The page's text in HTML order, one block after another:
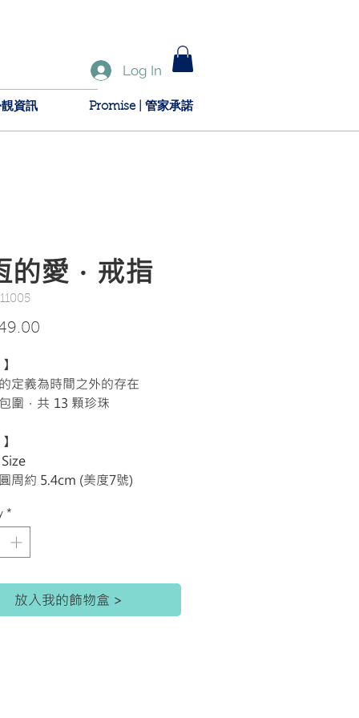
Log In
資訊 Promise | 管家承諾
的愛．戒指
定義為時間之外的存在
圍，共 13 顆珍珠
周約 5.4cm (美度7號)
*
放入我的飾物盒 >